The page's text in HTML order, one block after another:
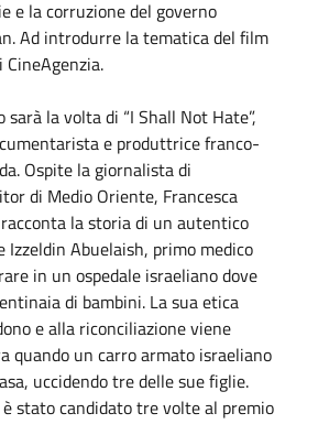
e la corruzione del governo
Ad introdurre la tematica del film
CineAgenzia.
la volta di “I Shall Not Hate”,
e produttrice franco-
Ospite la giornalista di
di Medio Oriente, Francesca
la storia di un autentico
Izzeldin Abuelaish, primo medico
in un ospedale israeliano dove
di bambini. La sua etica
e alla riconciliazione viene
quando un carro armato israeliano
uccidendo tre delle sue figlie.
stato candidato tre volte al premio